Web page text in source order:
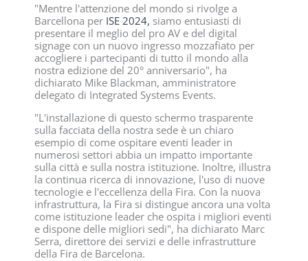
"Mentre l'attenzione del mondo si rivolge a
Barcellona per ISE 2024, siamo entusiasti di
presentare il meglio del pro AV e del digital
signage con un nuovo ingresso mozzafiato per
accogliere i partecipanti di tutto il mondo alla
nostra edizione del 20° anniversario", ha
dichiarato Mike Blackman, amministratore
delegato di Integrated Systems Events.
"L'installazione di questo schermo trasparente
sulla facciata della nostra sede è un chiaro
esempio di come ospitare eventi leader in
numerosi settori abbia un impatto importante
sulla città e sulla nostra istituzione. Inoltre, illustra
la continua ricerca di innovazione, l'uso di nuove
tecnologie e l'eccellenza della Fira. Con la nuova
infrastruttura, la Fira si distingue ancora una volta
come istituzione leader che ospita i migliori eventi
e dispone delle migliori sedi", ha dichiarato Marc
Serra, direttore dei servizi e delle infrastrutture
della Fira de Barcelona.